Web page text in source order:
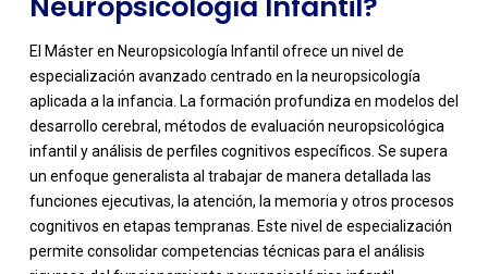
El Máster en Neuropsicología Infantil ofrece un nivel de
especialización avanzado centrado en la neuropsicología
aplicada a la infancia. La formación profundiza en modelos del
desarrollo cerebral, métodos de evaluación neuropsicológica
infantil y análisis de perfiles cognitivos específicos. Se supera
un enfoque generalista al trabajar de manera detallada las
funciones ejecutivas, la atención, la memoria y otros procesos
cognitivos en etapas tempranas. Este nivel de especialización
permite consolidar competencias técnicas para el análisis
-